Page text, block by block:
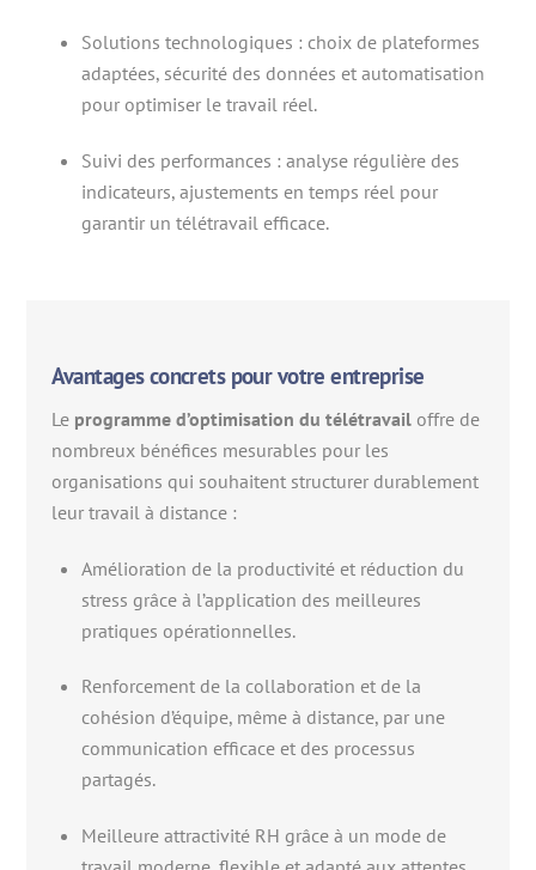
Solutions technologiques : choix de plateformes
adaptées, sécurité des données et automatisation
pour optimiser le travail réel.
Suivi des performances : analyse régulière des
indicateurs, ajustements en temps réel pour
garantir un télétravail efficace.
Avantages concrets pour votre entreprise
Le programme d’optimisation du télétravailoffre de
nombreux bénéfices mesurables pour les
organisations qui souhaitent structurer durablement
leur travail à distance :
Amélioration de la productivité et réduction du
stress grâce à l’application des meilleures
pratiques opérationnelles.
Renforcement de la collaboration et de la
cohésion d’équipe, même à distance, par une
communication efficace et des processus
partagés.
Meilleure attractivité RH grâce à un mode de